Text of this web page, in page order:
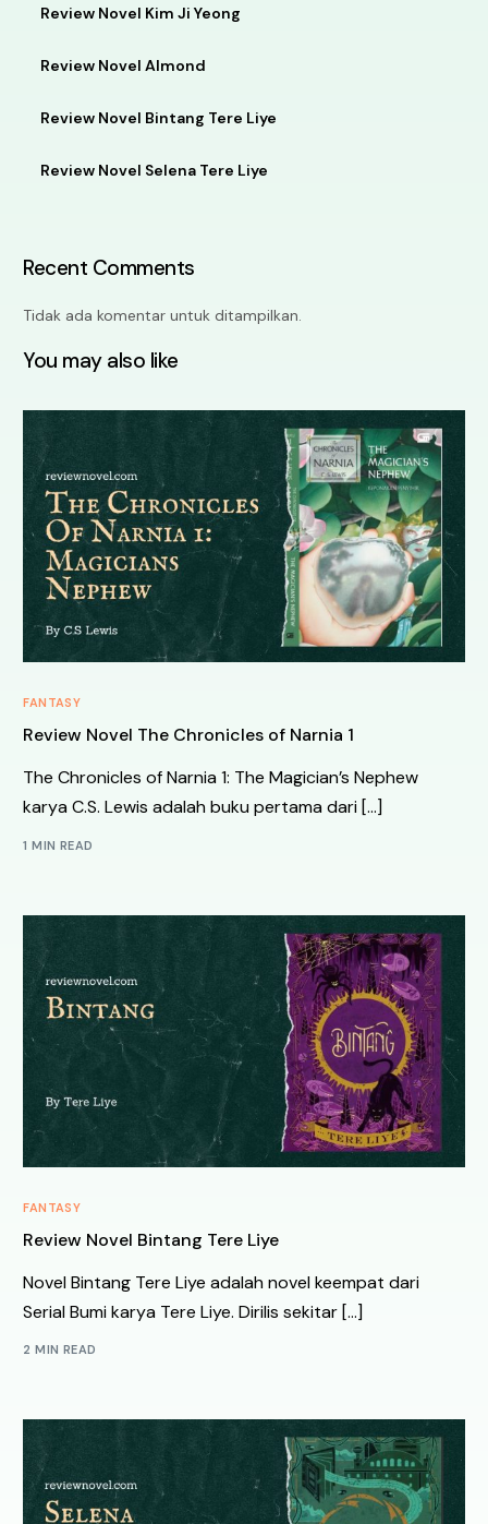
Review Novel Kim Ji Yeong
Review Novel Almond
Review Novel Bintang Tere Liye
Review Novel Selena Tere Liye
Recent Comments
Tidak ada komentar untuk ditampilkan.
You may also like
FANTASY
Review Novel The Chronicles of Narnia 1
The Chronicles of Narnia 1: The Magician’s Nephew
karya C.S. Lewis adalah buku pertama dari […]
1 MIN READ
FANTASY
Review Novel Bintang Tere Liye
Novel Bintang Tere Liye adalah novel keempat dari
Serial Bumi karya Tere Liye. Dirilis sekitar […]
2 MIN READ